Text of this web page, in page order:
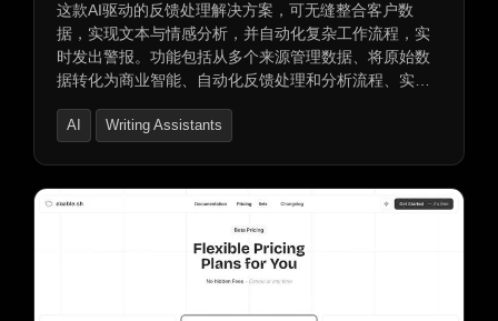
这款AI驱动的反馈处理解决方案，可无缝整合客户数
据，实现文本与情感分析，并自动化复杂工作流程，实
时发出警报。功能包括从多个来源管理数据、将原始数
据转化为商业智能、自动化反馈处理和分析流程、实时
证实，效率提升可达3200%。
AI
Writing Assistants